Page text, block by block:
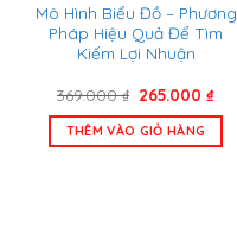
Mô Hình Biểu Đồ – Phương
Pháp Hiệu Quả Để Tìm
Kiếm Lợi Nhuận
369.000₫ Giá
là:
369.000 ₫.
265.000₫Giá
tại
THÊM VÀO GIỎ HÀNG